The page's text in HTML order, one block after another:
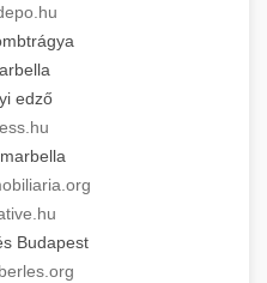
edző
Budapest